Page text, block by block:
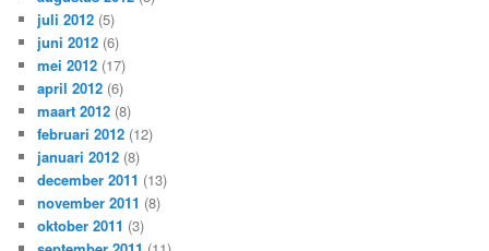
juli 2012 (5)
juni 2012 (6)
mei 2012 (17)
april 2012 (6)
maart 2012 (8)
februari 2012 (12)
januari 2012 (8)
december 2011 (13)
november 2011 (8)
oktober 2011 (3)